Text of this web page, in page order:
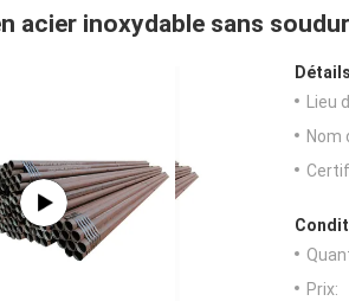
acier inoxydable sans
Lieu
Nom
Prix: